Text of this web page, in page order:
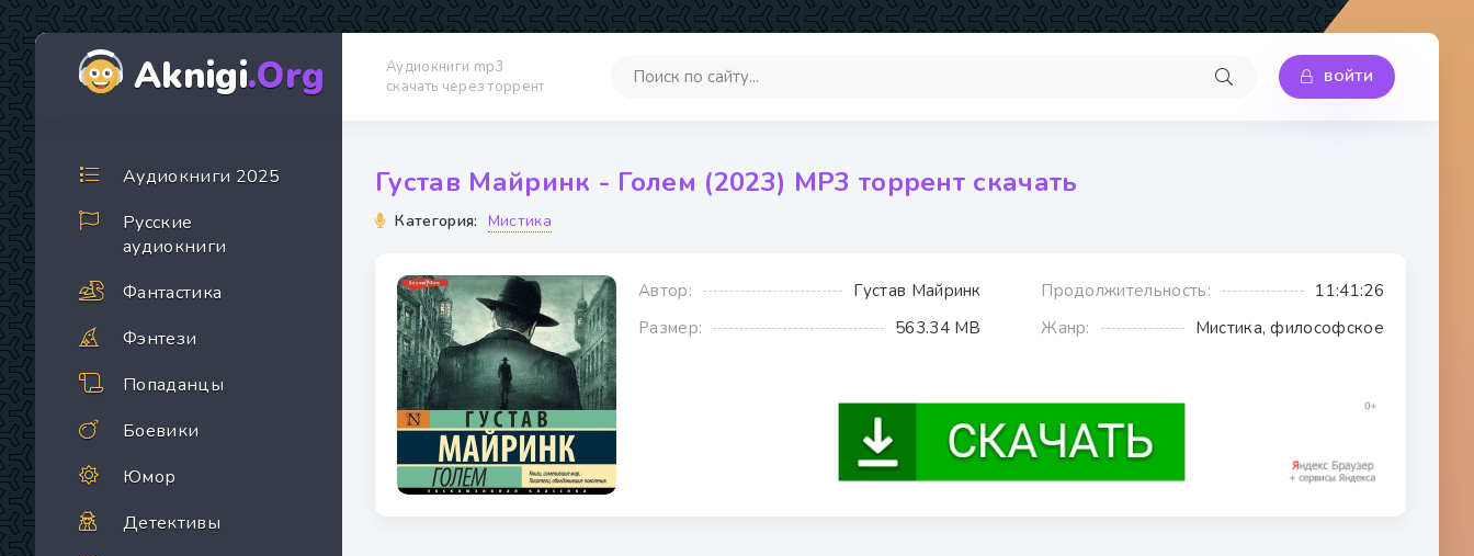
Aknigi.Org
Аудиокниги mp3
скачать через торрент
ВОЙТИ
Аудиокниги 2025
Русские
аудиокниги
Фантастика
Фэнтези
Попаданцы
Боевики
Юмор
Детективы
Густав Майринк - Голем (2023) MP3 торрент скачать
Категория: Мистика
Автор: Густав Майринк Продолжительность:
11:41:26
Размер:
563.34 MB Жанр: Мистика, философское